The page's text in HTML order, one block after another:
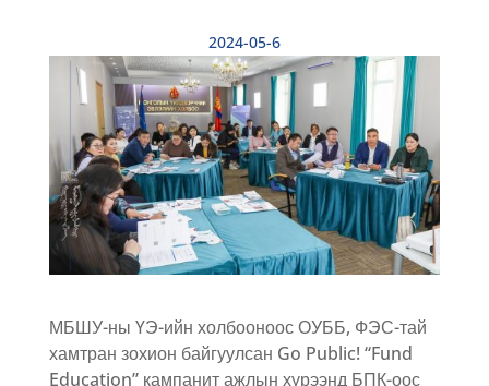
2024-05-6
МБШУ-ны ҮЭ-ийн холбооноос ОУББ, ФЭС-тай
хамтран зохион байгуулсан Go Public! “Fund
Education” кампанит ажлын хүрээнд БПК-оос